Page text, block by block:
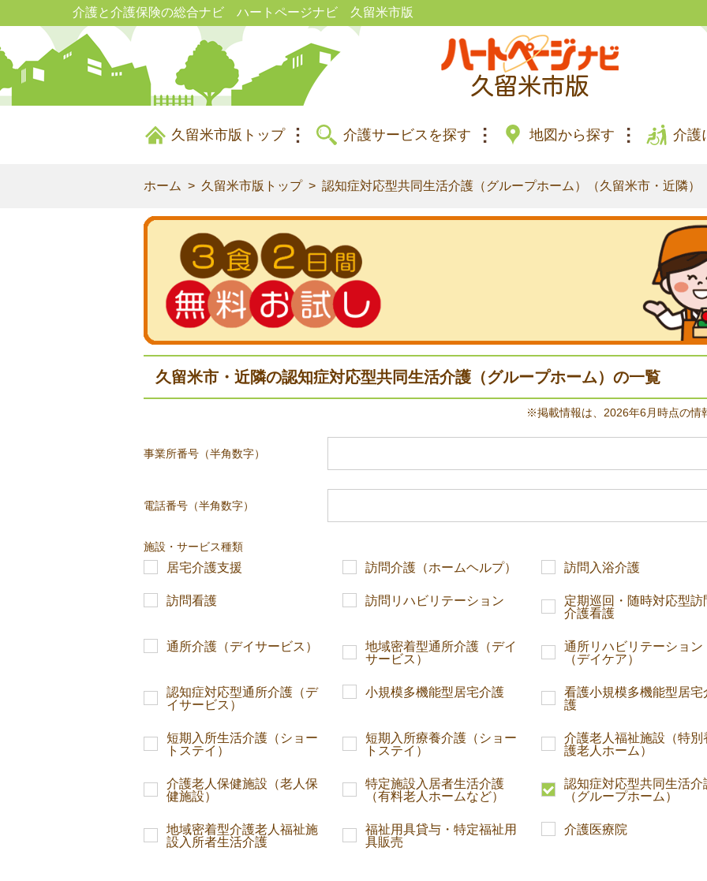
介護と介護保険の総合ナビ ハートページナビ 久留米市版
久留米市版トップ 介護サービスを探す 地図から探す 介護
ホーム 久留米市版トップ 認知症対応型共同生活介護（グループホーム）（久留米市・近隣）
久留米市・近隣の認知症対応型共同生活介護（グループホーム）の一覧
※掲載情報は、2026年6月時点の情
事業所番号（半角数字）
電話番号（半角数字）
施設・サービス種類
居宅介護支援 訪問介護（ホームヘルプ） 訪問入浴介護
訪問看護 訪問リハビリテーション
定期巡回・随時対応型訪
介護看護
通所介護（デイサービス）
地域密着型通所介護（デイ
サービス）
通所リハビリテーション
（デイケア）
認知症対応型通所介護（デ
イサービス）
小規模多機能型居宅介護
看護小規模多機能型居宅
護
短期入所生活介護（ショー
トステイ）
短期入所療養介護（ショー
トステイ）
介護老人福祉施設（特別
護老人ホーム）
介護老人保健施設（老人保
健施設）
特定施設入居者生活介護
（有料老人ホームなど）
認知症対応型共同生活介
（グループホーム）
地域密着型介護老人福祉施
設入所者生活介護
福祉用具貸与・特定福祉用
具販売
介護医療院